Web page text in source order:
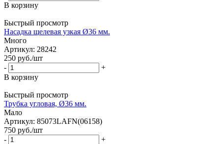
В корзину
Быстрый просмотр
Насадка щелевая узкая Ø36 мм.
Много
Артикул: 28242
250 руб./шт
-
+
В корзину
Быстрый просмотр
Трубка угловая, Ø36 мм.
Мало
Артикул: 85073LAFN(06158)
750 руб./шт
-
+